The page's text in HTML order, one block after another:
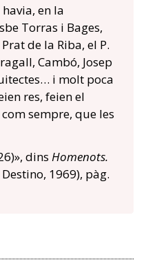
en la
Torras i Bages,
de la Riba, el P.
Cambó, Josep
i molt poca
res, feien el
sempre, que les
dins Homenots.
1969), pàg.